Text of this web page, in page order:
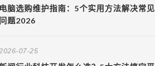
脑选购维护指南：5个实用方法解决常见
题2026
07-25